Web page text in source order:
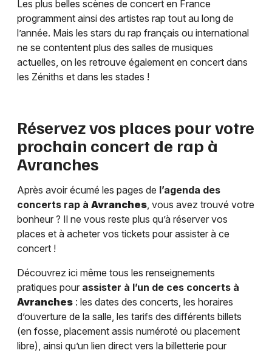
Les plus belles scènes de concert en France
programment ainsi des artistes rap tout au long de
l’année. Mais les stars du rap français ou international
ne se contentent plus des salles de musiques
actuelles, on les retrouve également en concert dans
les Zéniths et dans les stades !
Réservez vos places pour votre
prochain concert de rap à
Avranches
Après avoir écumé les pages de l’agenda des
concerts rap à Avranches, vous avez trouvé votre
bonheur ? Il ne vous reste plus qu’à réserver vos
places et à acheter vos tickets pour assister à ce
concert !
Découvrez ici même tous les renseignements
pratiques pour assister à l’un de ces concerts à
Avranches : les dates des concerts, les horaires
d’ouverture de la salle, les tarifs des différents billets
(en fosse, placement assis numéroté ou placement
libre), ainsi qu’un lien direct vers la billetterie pour